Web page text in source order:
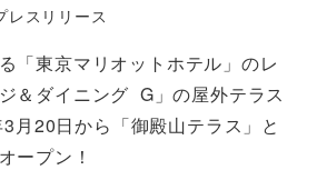
レスリリース
「東京マリオットホテル」のレ
＆ダイニング G」の屋外テラス
月20日から「御殿山テラス」と
ープン！